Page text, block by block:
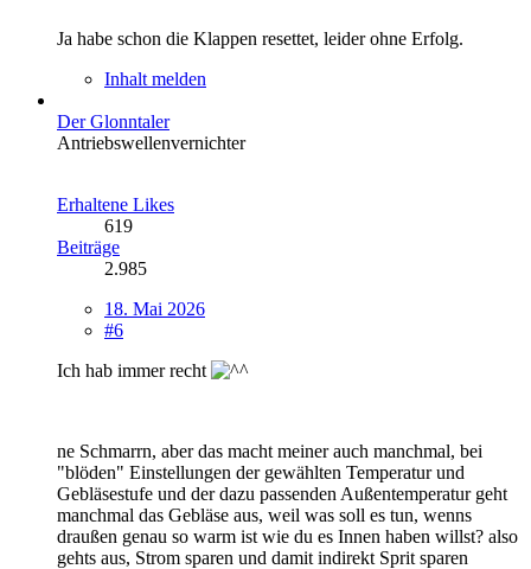
Ja habe schon die Klappen resettet, leider ohne Erfolg.
Inhalt melden
Der Glonntaler
Antriebswellenvernichter
Erhaltene Likes
619
Beiträge
2.985
18. Mai 2026
#6
Ich hab immer recht
ne Schmarrn, aber das macht meiner auch manchmal, bei
"blöden" Einstellungen der gewählten Temperatur und
Gebläsestufe und der dazu passenden Außentemperatur geht
manchmal das Gebläse aus, weil was soll es tun, wenns
draußen genau so warm ist wie du es Innen haben willst? also
gehts aus, Strom sparen und damit indirekt Sprit sparen